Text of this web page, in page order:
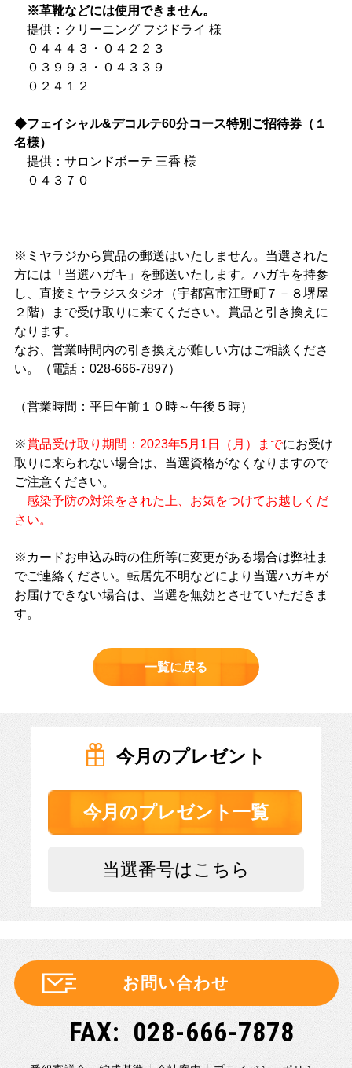
今月のプレゼント
今月のプレゼント一覧
当選番号はこちら
※革靴などには使用できません。
提供：クリーニング フジドライ 様
０４４４３・０４２２３
０３９９３・０４３３９
０２４１２
◆フェイシャル&デコルテ60分コース特別ご招待券（１
名様）
提供：サロンドボーテ 三香 様
０４３７０
※ミヤラジから賞品の郵送はいたしません。当選された
方には「当選ハガキ」を郵送いたします。ハガキを持参
し、直接ミヤラジスタジオ（宇都宮市江野町７－８堺屋
２階）まで受け取りに来てください。賞品と引き換えに
なります。
なお、営業時間内の引き換えが難しい方はご相談くださ
い。（電話：028-666-7897）
（営業時間：平日午前１０時～午後５時）
※賞品受け取り期間：2023年5月1日（月）までにお受け
取りに来られない場合は、当選資格がなくなりますので
ご注意ください。
感染予防の対策をされた上、お気をつけてお越しくだ
さい。
※カードお申込み時の住所等に変更がある場合は弊社ま
でご連絡ください。転居先不明などにより当選ハガキが
お届けできない場合は、当選を無効とさせていただきま
す。
一覧に戻る
お問い合わせ
028-666-7878